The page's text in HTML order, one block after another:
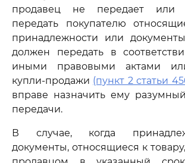
продавец не передает или
передать покупателю
принадлежности или
должен передать в
иными правовыми актами
купли-продажи (пункт 2 статьи
вправе назначить ему
передачи.
В случае, когда
документы, относящиеся к